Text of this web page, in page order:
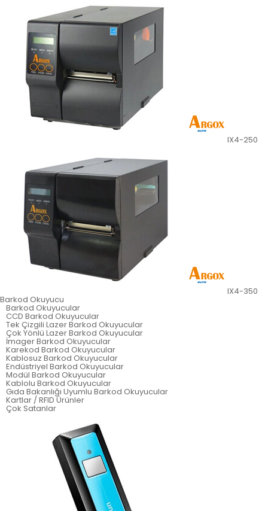
IX4-250
IX4-350
Barkod Okuyucu
Barkod Okuyucular
CCD Barkod Okuyucular
Tek Çizgili Lazer Barkod Okuyucular
Çok Yönlü Lazer Barkod Okuyucular
İmager Barkod Okuyucular
Karekod Barkod Okuyucular
Kablosuz Barkod Okuyucular
Endüstriyel Barkod Okuyucular
Modül Barkod Okuyucular
Kablolu Barkod Okuyucular
Gıda Bakanlığı Uyumlu Barkod Okuyucular
Kartlar / RFID Ürünler
Çok Satanlar